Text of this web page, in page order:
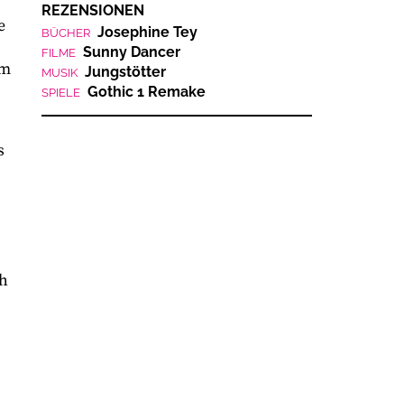
REZENSIONEN
BÜCHER Josephine Tey
FILME Sunny Dancer
MUSIK Jungstötter
SPIELE Gothic 1 Remake